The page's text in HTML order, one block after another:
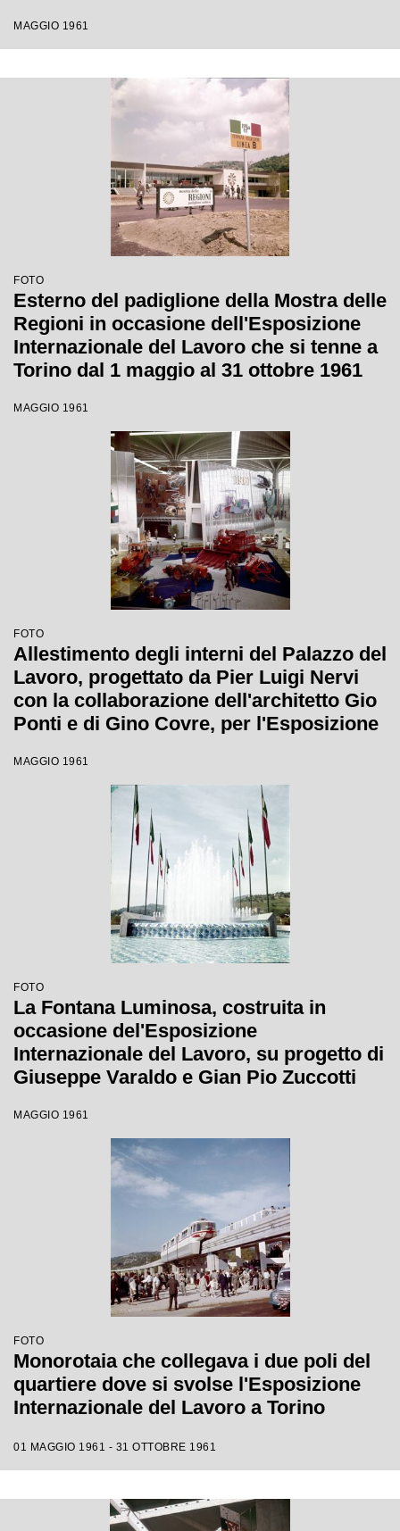
MAGGIO 1961
FOTO
Esterno del padiglione della Mostra delle
Regioni in occasione dell'Esposizione
Internazionale del Lavoro che si tenne a
Torino dal 1 maggio al 31 ottobre 1961
MAGGIO 1961
FOTO
Allestimento degli interni del Palazzo del
Lavoro, progettato da Pier Luigi Nervi
con la collaborazione dell'architetto Gio
Ponti e di Gino Covre, per l'Esposizione
MAGGIO 1961
FOTO
La Fontana Luminosa, costruita in
occasione del'Esposizione
Internazionale del Lavoro, su progetto di
Giuseppe Varaldo e Gian Pio Zuccotti
MAGGIO 1961
FOTO
Monorotaia che collegava i due poli del
quartiere dove si svolse l'Esposizione
Internazionale del Lavoro a Torino
01 MAGGIO 1961 - 31 OTTOBRE 1961